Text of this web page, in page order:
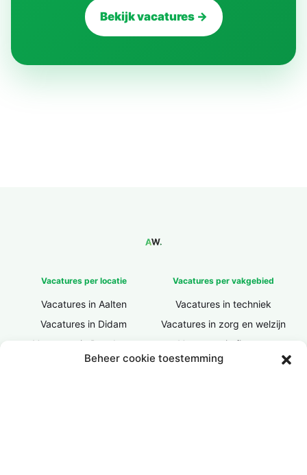
Beheer cookie toestemming
Bekijk vacatures →
Vacatures per locatie
Vacatures in Aalten
Vacatures in Didam
Vacatures in Doesburg
Vacatures in Doetinchem
Vacatures per vakgebied
Vacatures in techniek
Vacatures in zorg en welzijn
Vacatures in finance
Vacatures in ICT / IT